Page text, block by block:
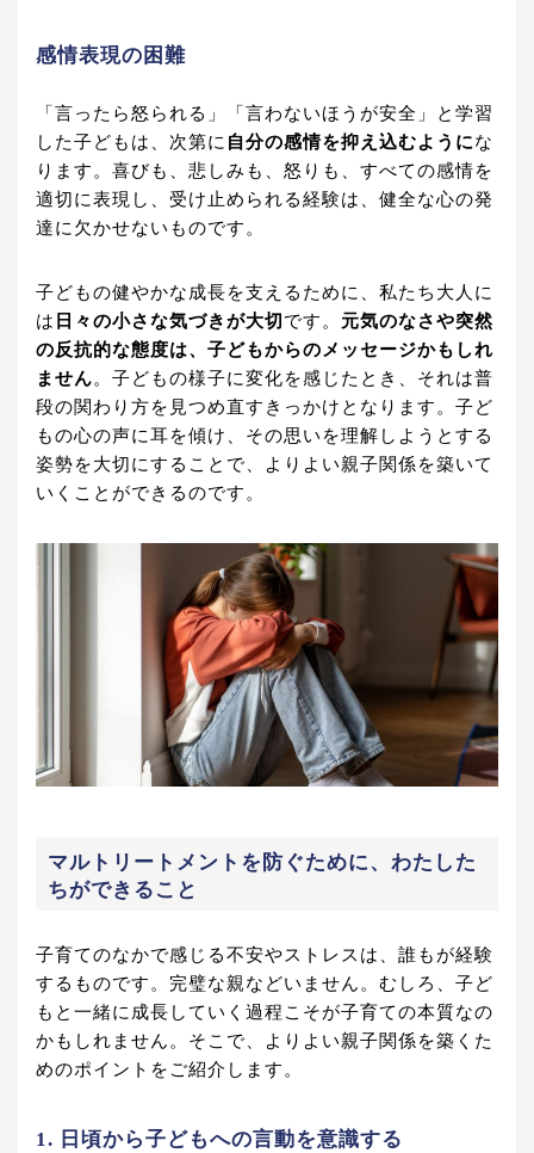
感情表現の困難
「言ったら怒られる」「言わないほうが安全」と学習
した子どもは、次第に 自分の感情を抑え込むようにな
ります。喜びも、悲しみも、怒りも、すべての感情を
適切に表現し、受け止められる経験は、健全な心の発
達に欠かせないものです。
子どもの健やかな成長を支えるために、私たち大人に
は 日々の小さな気づきが大切 です。 元気のなさや突然
の反抗的な態度は、子どもからのメッセージかもしれ
ません。子どもの様子に変化を感じたとき、それは普
段の関わり方を見つめ直すきっかけとなります。子ど
もの心の声に耳を傾け、その思いを理解しようとする
姿勢を大切にすることで、よりよい親子関係を築いて
いくことができるのです。
マルトリートメントを防ぐために、わたした
ちができること
子育てのなかで感じる不安やストレスは、誰もが経験
するものです。完璧な親などいません。むしろ、子ど
もと一緒に成長していく過程こそが子育ての本質なの
かもしれません。そこで、よりよい親子関係を築くた
めのポイントをご紹介します。
1. 日頃から子どもへの言動を意識する